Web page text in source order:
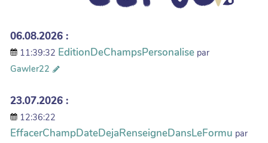
06.08.2026 :
11:39:32 EditionDeChampsPersonalise par
Gawler22
23.07.2026 :
12:36:22
EffacerChampDateDejaRenseigneDansLeFormu par